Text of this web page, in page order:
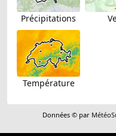
Précipitations
Température
Données © par